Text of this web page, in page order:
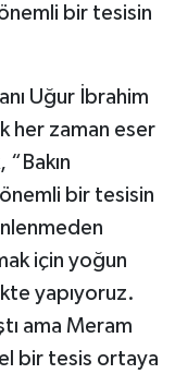
bir tesisin
Uğur İbrahim
her zaman eser
“Bakın
bir tesisin
için yoğun
yapıyoruz.
ama Meram
bir tesis ortaya